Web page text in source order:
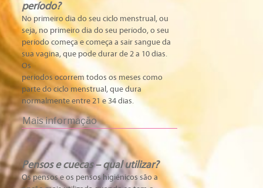
período?
No primeiro dia do seu ciclo menstrual, ou
seja, no primeiro dia do seu período, o seu
período começa e começa a sair sangue da
sua vagina, que pode durar de 2 a 10 dias.
Os
períodos ocorrem todos os meses como
parte do ciclo menstrual, que dura
normalmente entre 21 e 34 dias.
Mais informação
Pensos e cuecas – qual utilizar?
Os pensos e os pensos higiénicos são a